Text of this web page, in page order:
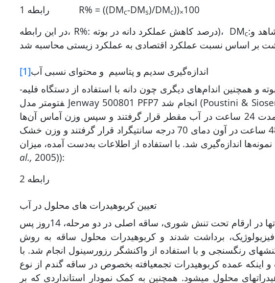
رابطه 1 R% = ((DMc-DMs)/DMc))×100
در این رابطه، R%: درصد کاهش عملکرد دانه در بوته)، DMc
اندازه‌گیری سدیم و پتاسیم و محتوای نسبی آب[1]
اندازه‌گیری سدیم و پتاسیم برای چهار برگ بالایی هر بوته و همچنین اندام‌های دیگری چون دانه با استفاده از دستگاه فلیم­
فتومتر مدل Jenway 500801 PFP7 انجام ­شد (Poustini & Siosemardeh, 2004) و محتوای نسبی آب برای چهار برگ
بالایی بوته­ها اندازه‌گیری شد. نمونه‌های وزن شده به مدت 24 ساعت در آب مقطر قرار گرفتند و سپس وزن آماس آن‌ها
سنجیده شد. همچنین در انتهای کار، نمونه­ها به مدت 48 ساعت در آون دمای 70 درجه سانتی­گراد قرار گرفتند و وزن خشک
al., 2005)):
رابطه 2
تعیین کربوهیدرات های محلول در آب
به ‌منظور تعیین و مقایسه توان انتقال مجدد کربوهیدرات­ها در ارقام تحت تنش شوری، ساقه اصلی در دو مرحله، 14روز پس
رنگ­سنجی و با استفاده از واکنشگر رزورسینول انجام شد. با
اینکه عمده کربوهیدرات تجمع­یافته بخصوص در ساقه گندم از نوع
محلول می­شود. همچنین به کمک نمودار استانداردی که بر